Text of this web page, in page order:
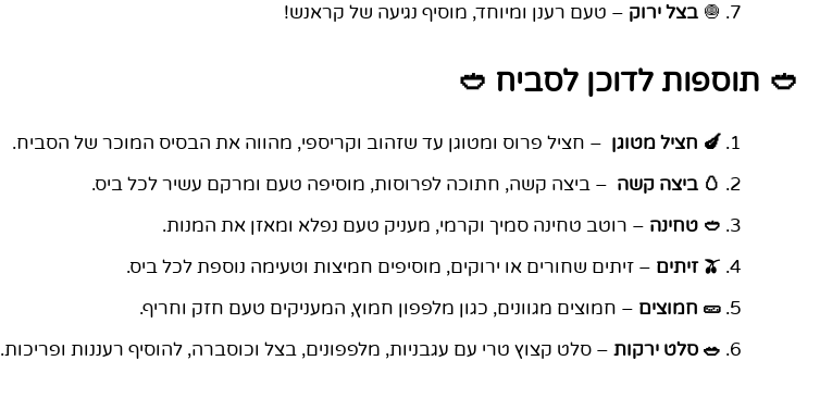
🧅 בצל ירוק – טעם רענן ומיוחד, מוסיף נגיעה של קראנש!
🥙 תוספות לדוכן לסביח 🥙
🍆 חציל מטוגן – חציל פרוס ומטוגן עד שזהוב וקריספי, מהווה את הבסיס המוכר של הסביח.
🥚 ביצה קשה – ביצה קשה, חתוכה לפרוסות, מוסיפה טעם ומרקם עשיר לכל ביס.
🥙 טחינה – רוטב טחינה סמיך וקרמי, מעניק טעם נפלא ומאזן את המנות.
🫒 זיתים
– זיתים שחורים או ירוקים, מוסיפים חמיצות וטעימה נוספת לכל ביס.
🥒 חמוצים – חמוצים מגוונים, כגון מלפפון חמוץ, המעניקים טעם חזק וחריף.
🥗 סלט ירקות – סלט קצוץ טרי עם עגבניות, מלפפונים, בצל וכוסברה, להוסיף רעננות ופריכות.